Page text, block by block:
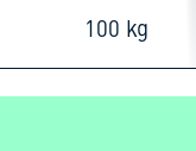
100 kg